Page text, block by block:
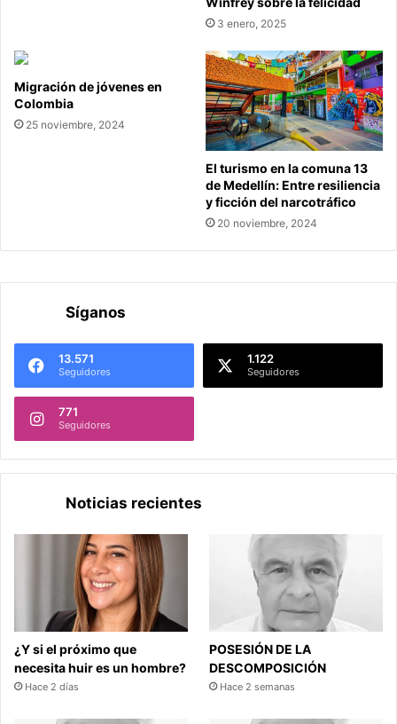
3 enero, 2025
Migración de jóvenes en
Colombia
25 noviembre, 2024
El turismo en la comuna 13
de Medellín: Entre resiliencia
y ficción del narcotráfico
20 noviembre, 2024
Síganos
13.571
Seguidores
1.122
Seguidores
771
Seguidores
Noticias recientes
¿Y si el próximo que
necesita huir es un hombre?
Hace 2 días
POSESIÓN DE LA
DESCOMPOSICIÓN
Hace 2 semanas